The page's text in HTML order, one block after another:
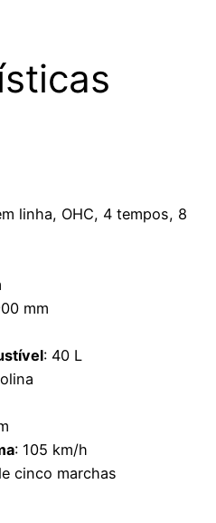
linha, OHC, 4 tempos, 8
mm
: 40 L
: 105 km/h
cinco marchas